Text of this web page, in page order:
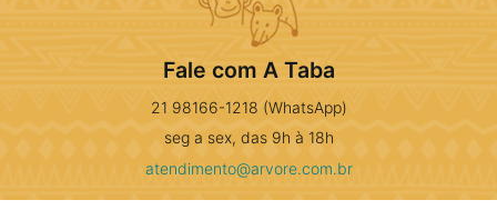
Fale com A Taba
21 98166-1218 (WhatsApp)
seg a sex, das 9h à 18h
atendimento@arvore.com.br